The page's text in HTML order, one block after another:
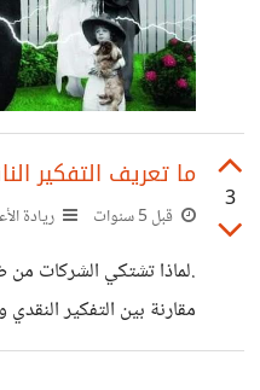
3
ما تعريف التفكير
قبل 5 سنوات ريادة
.لماذا تشتكي الشركات من
مقارنة بين التفكير
النصوص الأدبية والكتب،